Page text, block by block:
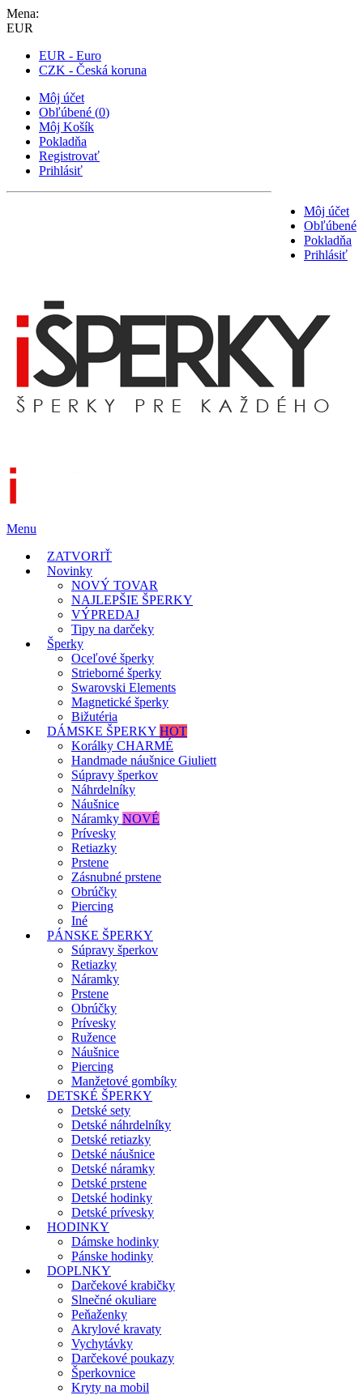
Mena:
EUR
EUR - Euro
CZK - Česká koruna
Môj účet
Obľúbené (0)
Môj Košík
Pokladňa
Registrovať
Prihlásiť
Môj účet
Obľúbené
Pokladňa
Prihlásiť
Menu
ZATVORIŤ
Novinky
NOVÝ TOVAR
NAJLEPŠIE ŠPERKY
VÝPREDAJ
Tipy na darčeky
Šperky
Oceľové šperky
Strieborné šperky
Swarovski Elements
Magnetické šperky
Bižutéria
DÁMSKE ŠPERKY HOT
Korálky CHARMÉ
Handmade náušnice Giuliett
Súpravy šperkov
Náhrdelníky
Náušnice
Náramky NOVÉ
Prívesky
Retiazky
Prstene
Zásnubné prstene
Obrúčky
Piercing
Iné
PÁNSKE ŠPERKY
Súpravy šperkov
Retiazky
Náramky
Prstene
Obrúčky
Prívesky
Ružence
Náušnice
Piercing
Manžetové gombíky
DETSKÉ ŠPERKY
Detské sety
Detské náhrdelníky
Detské retiazky
Detské náušnice
Detské náramky
Detské prstene
Detské hodinky
Detské prívesky
HODINKY
Dámske hodinky
Pánske hodinky
DOPLNKY
Darčekové krabičky
Slnečné okuliare
Peňaženky
Akrylové kravaty
Vychytávky
Darčekové poukazy
Šperkovnice
Kryty na mobil